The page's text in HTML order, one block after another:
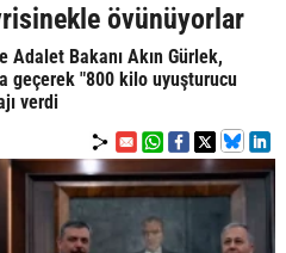
övünüyorlar
Adalet Bakanı Akın Gürlek,
geçerek "800 kilo uyuşturucu
verdi